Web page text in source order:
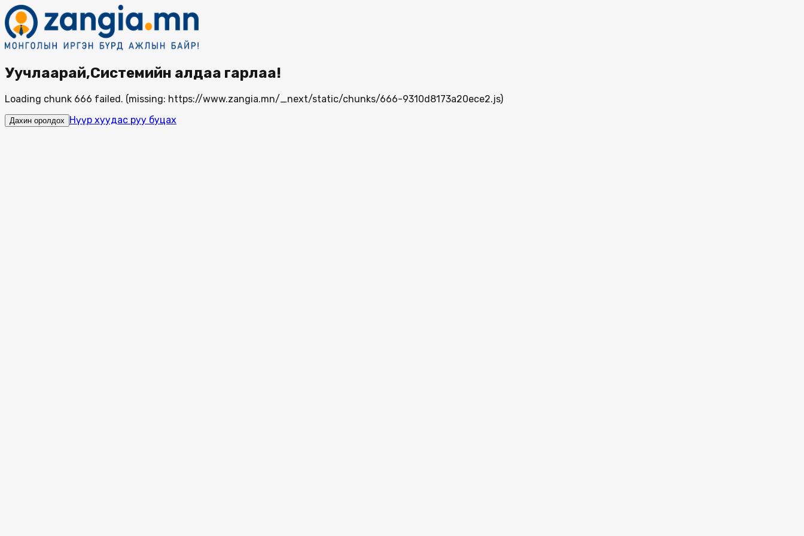
Уучлаарай,Системийн алдаа гарлаа!
Loading chunk 666 failed. (missing: https://www.zangia.mn/_next/static/chunks/666-9310d8173a20ece2.js)
Дахин оролдох Нүүр хуудас руу буцах